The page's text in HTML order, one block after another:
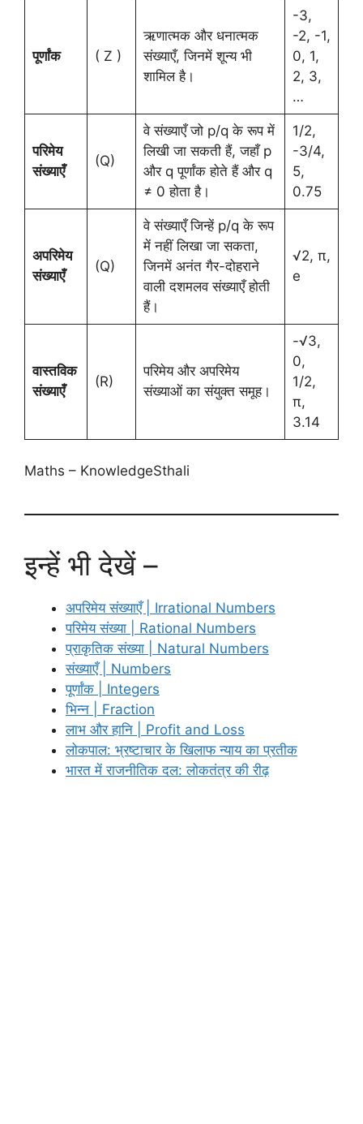
पूर्णांक ( Z )
ऋणात्मक और धनात्मक
संख्याएँ, जिनमें शून्य भी
शामिल है।
-3,
-2, -1,
0, 1,
2, 3,
…
परिमेय
संख्याएँ
(Q)
वे संख्याएँ जो p/q के रूप में
लिखी जा सकती हैं, जहाँ p
और q पूर्णांक होते हैं और q
≠ 0 होता है।
1/2,
-3/4,
5,
0.75
अपरिमेय
संख्याएँ
(Q)
वे संख्याएँ जिन्हें p/q के रूप
में नहीं लिखा जा सकता,
जिनमें अनंत गैर-दोहराने
वाली दशमलव संख्याएँ होती
हैं।
√2, π,
e
वास्तविक
संख्याएँ
(R)
परिमेय और अपरिमेय
संख्याओं का संयुक्त समूह।
-√3,
0,
1/2,
π,
3.14
Maths – KnowledgeSthali
इन्हें भी देखें –
अपरिमेय संख्याएँ | Irrational Numbers
परिमेय संख्या | Rational Numbers
प्राकृतिक संख्या | Natural Numbers
संख्याएँ | Numbers
पूर्णांक | Integers
भिन्न | Fraction
लाभ और हानि | Profit and Loss
लोकपाल: भ्रष्टाचार के खिलाफ न्याय का प्रतीक
भारत में राजनीतिक दल: लोकतंत्र की रीढ़